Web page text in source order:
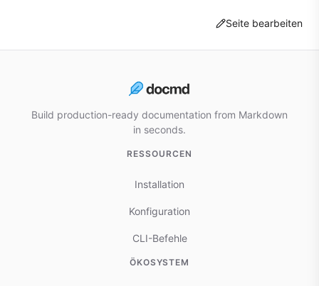
Seite bearbeiten
Build production-ready documentation from Markdown
in seconds.
RESSOURCEN
Installation
Konfiguration
CLI-Befehle
ÖKOSYSTEM